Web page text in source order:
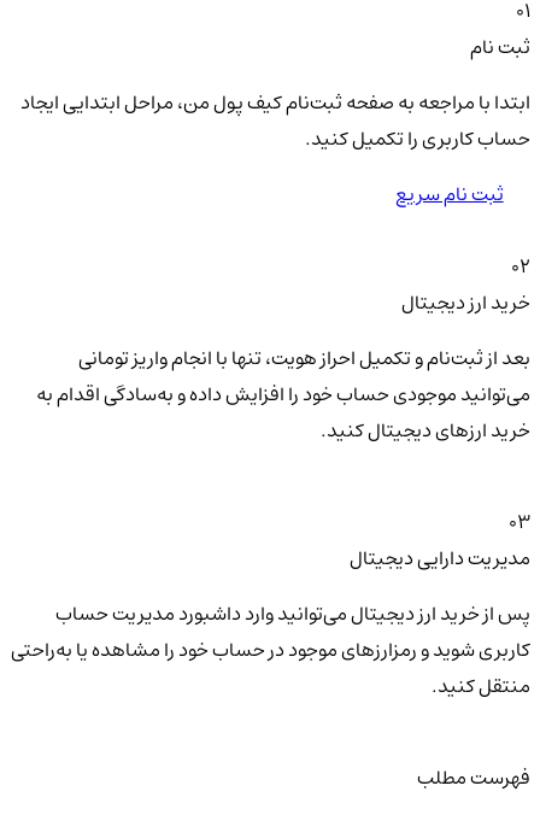
01
ثبت نام
ابتدا با مراجعه به صفحه ثبت‌نام کیف‌ پول من، مراحل ابتدایی ایجاد
حساب کاربری را تکمیل کنید.
ثبت نام سریع
02
خرید ارز دیجیتال
بعد از ثبت‌نام و تکمیل احراز هویت، تنها با انجام واریز تومانی
می‌توانید موجودی حساب خود را افزایش داده و به‌سادگی اقدام به
خرید ارزهای دیجیتال کنید.
03
مدیریت دارایی دیجیتال
پس از خرید ارز دیجیتال می‌توانید وارد داشبورد مدیریت حساب
کاربری شوید و رمزارزهای موجود در حساب خود را مشاهده یا به‌راحتی
منتقل کنید.
فهرست مطلب